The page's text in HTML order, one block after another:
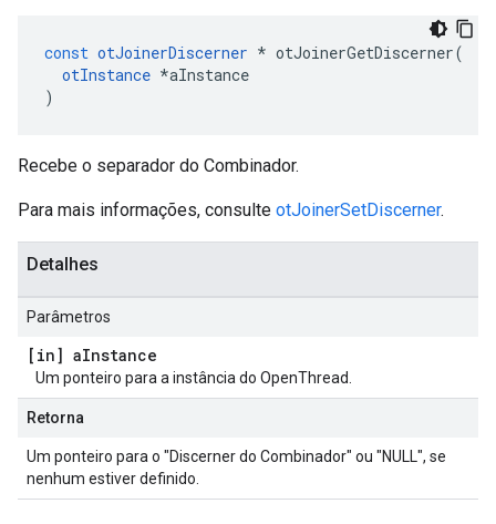
const otJoinerDiscerner * otJoinerGetDiscerner(
otInstance *aInstance
)
Recebe o separador do Combinador.
Para mais informações, consulte otJoinerSetDiscerner.
Detalhes
Parâmetros
[in] aInstance
Um ponteiro para a instância do OpenThread.
Retorna
Um ponteiro para o "Discerner do Combinador" ou "NULL", se
nenhum estiver definido.